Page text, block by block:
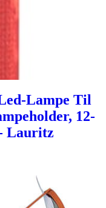
Lampe Til
12-
Lauritz